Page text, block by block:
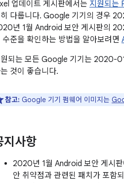
업데이트 게시판에서는 지원되는
다룹니다. Google 기기의 경우
년 1월 Android 보안 게시판의
수준을 확인하는 방법을 알아보려면
되는 모든 Google 기기는 2020-
것이 좋습니다.
참고: Google 기기 펌웨어 이미지는
지사항
2020년 1월 Android 보안 게시
안 취약점과 관련된 패치가 포함